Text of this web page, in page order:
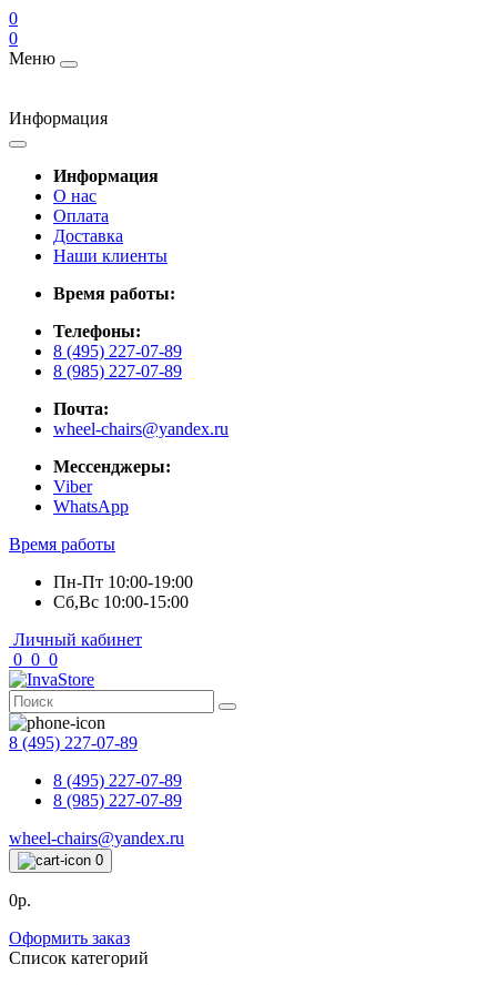
0
0
Меню
Информация
Информация
О нас
Оплата
Доставка
Наши клиенты
Время работы:
Телефоны:
8 (495) 227-07-89
8 (985) 227-07-89
Почта:
wheel-chairs@yandex.ru
Мессенджеры:
Viber
WhatsApp
Время работы
Пн-Пт 10:00-19:00
Сб,Вс 10:00-15:00
Личный кабинет
0 0 0
8 (495) 227-07-89
8 (495) 227-07-89
8 (985) 227-07-89
wheel-chairs@yandex.ru
0
0р.
Оформить заказ
Список категорий